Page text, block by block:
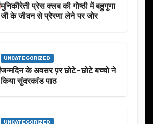
मुनिकीरेती प्रेस क्लब की गोष्ठी में बहुगुणा
जी के जीवन से प्रेरणा लेने पर जोर
UNCATEGORIZED
जन्मदिन के अवसर प़र छोटे-छोटे बच्चो ने
किया सुंदरकांड पाठ
UNCATEGORIZED